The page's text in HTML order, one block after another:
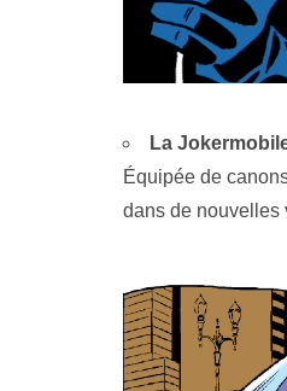
La
Équipée de
dans de nouvelles